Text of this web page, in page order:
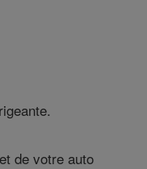
de votre auto